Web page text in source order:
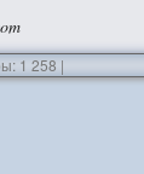
1 258 |